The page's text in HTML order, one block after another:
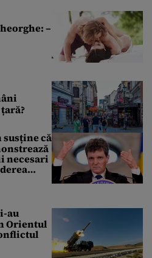
–
susține că
necesari
au
Orientul